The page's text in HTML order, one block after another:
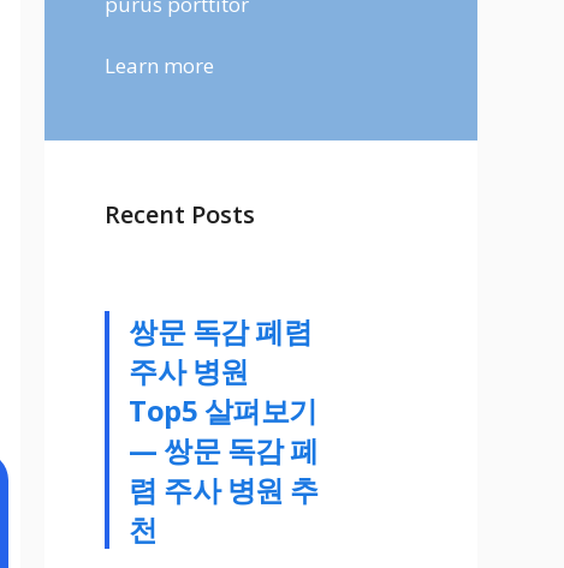
Learn more
Recent Posts
쌍문 독감 폐렴
주사 병원
Top5 살펴보기
— 쌍문 독감 폐
렴 주사 병원 추
천